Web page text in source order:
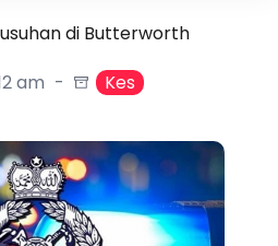
di Butterworth
am
Kes